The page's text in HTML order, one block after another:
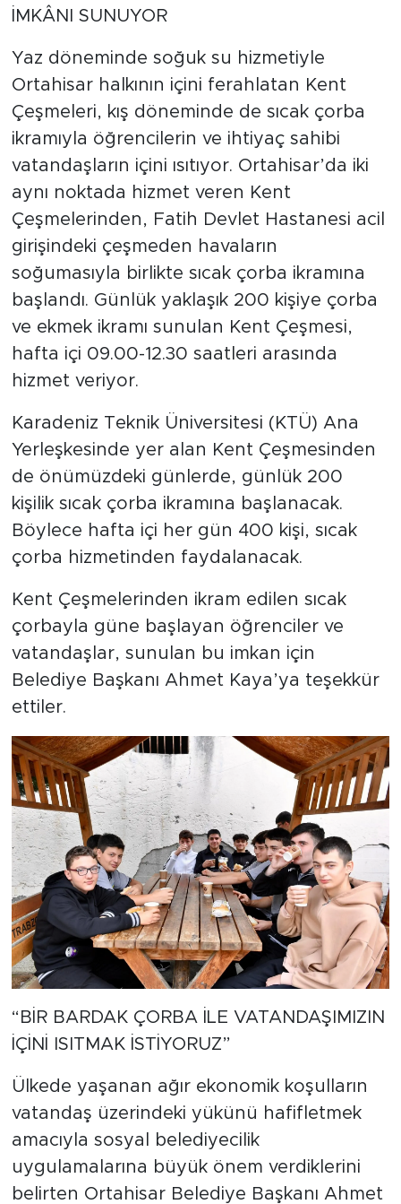
İMKÂNI SUNUYOR
Yaz döneminde soğuk su hizmetiyle
Ortahisar halkının içini ferahlatan Kent
Çeşmeleri, kış döneminde de sıcak çorba
ikramıyla öğrencilerin ve ihtiyaç sahibi
vatandaşların içini ısıtıyor. Ortahisar’da iki
aynı noktada hizmet veren Kent
Çeşmelerinden, Fatih Devlet Hastanesi acil
girişindeki çeşmeden havaların
soğumasıyla birlikte sıcak çorba ikramına
başlandı. Günlük yaklaşık 200 kişiye çorba
ve ekmek ikramı sunulan Kent Çeşmesi,
hafta içi 09.00-12.30 saatleri arasında
hizmet veriyor.
Karadeniz Teknik Üniversitesi (KTÜ) Ana
Yerleşkesinde yer alan Kent Çeşmesinden
de önümüzdeki günlerde, günlük 200
kişilik sıcak çorba ikramına başlanacak.
Böylece hafta içi her gün 400 kişi, sıcak
çorba hizmetinden faydalanacak.
Kent Çeşmelerinden ikram edilen sıcak
çorbayla güne başlayan öğrenciler ve
vatandaşlar, sunulan bu imkan için
Belediye Başkanı Ahmet Kaya’ya teşekkür
ettiler.
“BİR BARDAK ÇORBA İLE VATANDAŞIMIZIN
İÇİNİ ISITMAK İSTİYORUZ”
Ülkede yaşanan ağır ekonomik koşulların
vatandaş üzerindeki yükünü hafifletmek
amacıyla sosyal belediyecilik
uygulamalarına büyük önem verdiklerini
belirten Ortahisar Belediye Başkanı Ahmet